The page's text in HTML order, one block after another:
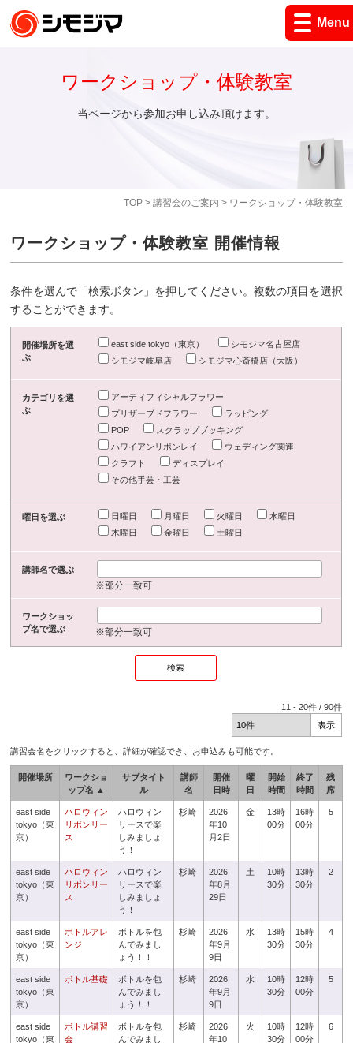
Menu
TOP> 講習会のご案内 > ワークショップ・体験教室
ワークショップ・体験教室
当ページから参加お申し込み頂けます。
ワークショップ・体験教室 開催情報
条件を選んで「検索ボタン」を押してください。複数の項目を選択
することができます。
開催場所を選
ぶ
east side tokyo（東京）
シモジマ名古屋店
シモジマ岐阜店
シモジマ心斎橋店（大阪）
カテゴリを選
ぶ
アーティフィシャルフラワー
プリザーブドフラワー
ラッピング
POP
スクラップブッキング
ハワイアンリボンレイ
ウェディング関連
クラフト
ディスプレイ
その他手芸・工芸
曜日を選ぶ 日曜日 月曜日 火曜日
水曜日
木曜日
金曜日 土曜日
講師名で選ぶ
※部分一致可
ワークショッ
プ名で選ぶ
※部分一致可
11 -20件 /90件
講習会名をクリックすると、詳細が確認でき、お申込みも可能です。
開催場所
ワークショ
ップ名 ▲
サブタイト
ル
講師
名
開催
日時
曜
日
開始
時間
終了
時間
残
席
east side
tokyo（東
京）
ハロウィン
リボンリー
ス
ハロウィン
リースで楽
しみましょ
う！
杉崎
2026
年10
月2日
金
13時
00分
16時
00分
5
east side
tokyo（東
京）
ハロウィン
リボンリー
ス
ハロウィン
リースで楽
しみましょ
う！
杉崎
2026
年8月
29日
土
10時
30分
13時
30分
2
east side
tokyo（東
京）
ボトルアレ
ンジ
ボトルを包
んでみまし
ょう！！
杉崎
2026
年9月
9日
水
13時
30分
15時
30分
4
east side
tokyo（東
京）
ボトル基礎
ボトルを包
んでみまし
ょう！！
杉崎
2026
年9月
9日
水
10時
30分
12時
00分
5
east side
tokyo（東
ボトル講習
会
ボトルを包
んでみまし
杉崎
2026
年10
火
10時
30分
12時
00分
6